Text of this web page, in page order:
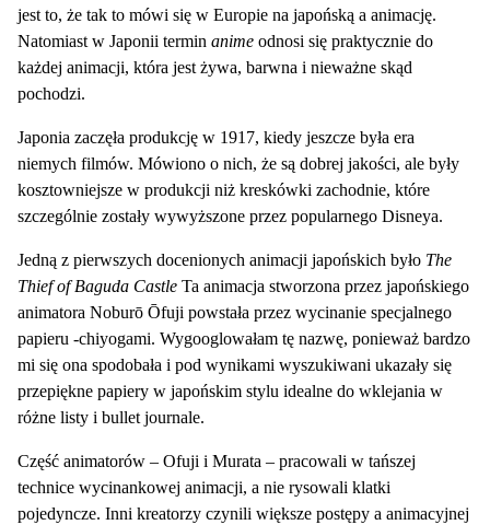
jest to, że tak to mówi się w Europie na japońską a animację.
Natomiast w Japonii termin anime odnosi się praktycznie do
każdej animacji, która jest żywa, barwna i nieważne skąd
pochodzi.
Japonia zaczęła produkcję w 1917, kiedy jeszcze była era
niemych filmów. Mówiono o nich, że są dobrej jakości, ale były
kosztowniejsze w produkcji niż kreskówki zachodnie, które
szczególnie zostały wywyższone przez popularnego Disneya.
Jedną z pierwszych docenionych animacji japońskich było The
Thief of Baguda Castle Ta animacja stworzona przez japońskiego
animatora Noburō Ōfuji powstała przez wycinanie specjalnego
papieru -chiyogami. Wygooglowałam tę nazwę, ponieważ bardzo
mi się ona spodobała i pod wynikami wyszukiwani ukazały się
przepiękne papiery w japońskim stylu idealne do wklejania w
różne listy i bullet journale.
Część animatorów – Ofuji i Murata – pracowali w tańszej
technice wycinankowej animacji, a nie rysowali klatki
pojedyncze. Inni kreatorzy czynili większe postępy a animacyjnej